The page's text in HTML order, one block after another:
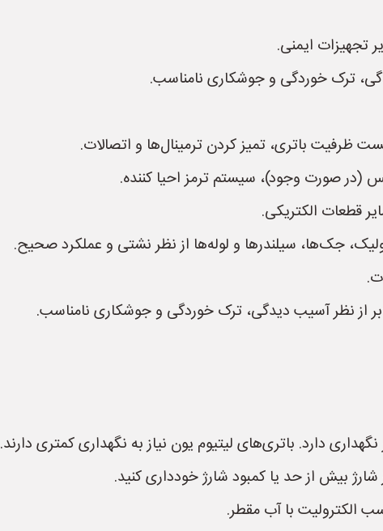
تجهیزات ایمنی.
ترک خوردگی و جوشکاری نامناسب.
ظرفیت باتری، تمیز کردن ترمینال‌ها و اتصالات.
(در صورت وجود)، سیستم ترمز احیا کننده.
قطعات الکتریکی.
جک‌ها، سیلندرها و لوله‌ها از نظر نشتی و عملکرد صحیح.
نظر آسیب دیدگی، ترک خوردگی و جوشکاری نامناسب.
دارد. باتری‌های لیتیوم یون نیاز به نگهداری کمتری دارند.
بیش از حد یا کمبود شارژ خودداری کنید.
با آب مقطر.